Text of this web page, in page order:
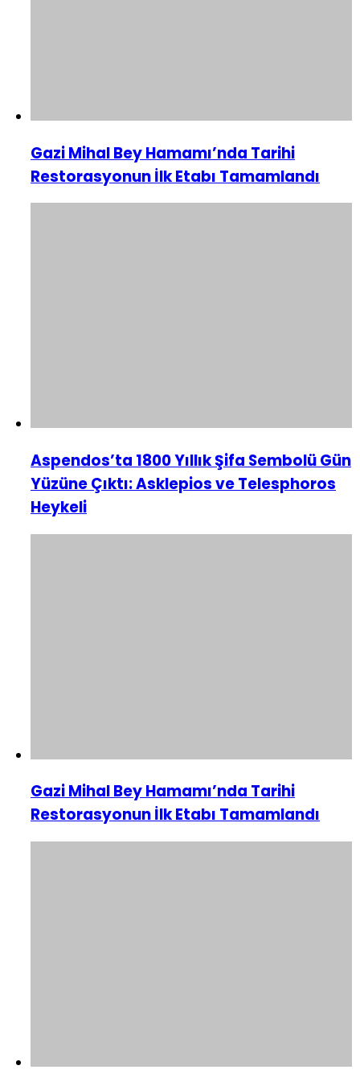
Gazi Mihal Bey Hamamı’nda Tarihi
Restorasyonun İlk Etabı Tamamlandı
Aspendos’ta 1800 Yıllık Şifa Sembolü Gün
Yüzüne Çıktı: Asklepios ve Telesphoros
Heykeli
Gazi Mihal Bey Hamamı’nda Tarihi
Restorasyonun İlk Etabı Tamamlandı